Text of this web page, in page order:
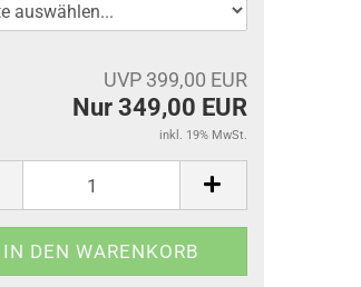
UVP 399,00 EUR
Nur 349,00 EUR
inkl. 19% MwSt.